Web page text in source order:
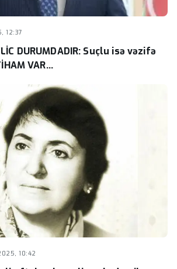
12:37
DURUMDADIR: Suçlu isə vəzifə
VAR...
10:42